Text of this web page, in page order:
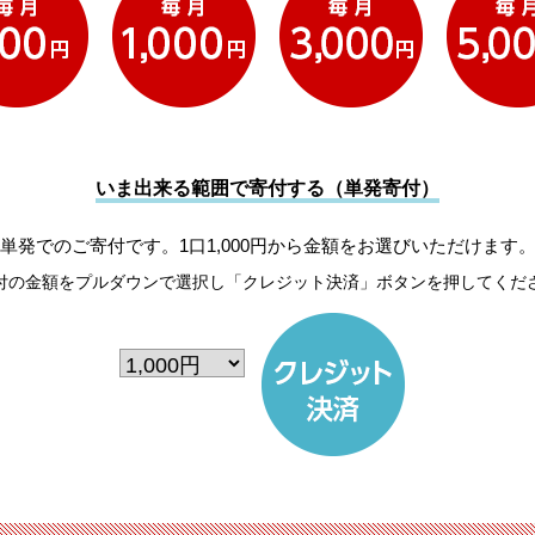
いま出来る範囲で寄付する（単発寄付）
単発でのご寄付です。1口1,000円から金額をお選びいただけます。
の金額をプルダウンで選択し「クレジット決済」ボタンを押してくだ